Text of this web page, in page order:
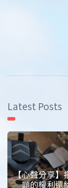
Latest Posts
【心聲分享】
題的權利還